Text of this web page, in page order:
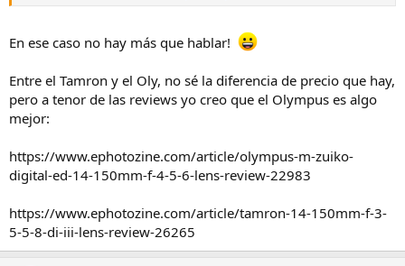
interesante...por eso quería algo con lo que poder abarcar varias
posibles situaciones...no se si me he conseguido explicar
Un saludo,
En ese caso no hay más que hablar!
Entre el Tamron y el Oly, no sé la diferencia de precio que hay,
pero a tenor de las reviews yo creo que el Olympus es algo
mejor:
https://www.ephotozine.com/article/olympus-m-zuiko-
digital-ed-14-150mm-f-4-5-6-lens-review-22983
https://www.ephotozine.com/article/tamron-14-150mm-f-3-
5-5-8-di-iii-lens-review-26265